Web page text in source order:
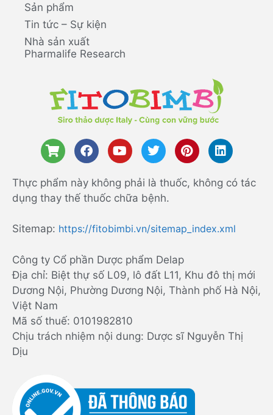
Sản phẩm
Tin tức – Sự kiện
Nhà sản xuất
Pharmalife Research
Thực phẩm này không phải là thuốc, không có tác
dụng thay thế thuốc chữa bệnh.
Sitemap: https://fitobimbi.vn/sitemap_index.xml
Công ty Cổ phần Dược phẩm Delap
Địa chỉ: Biệt thự số L09, lô đất L11, Khu đô thị mới
Dương Nội, Phường Dương Nội, Thành phố Hà Nội,
Việt Nam
Mã số thuế: 0101982810
Chịu trách nhiệm nội dung: Dược sĩ Nguyễn Thị
Dịu